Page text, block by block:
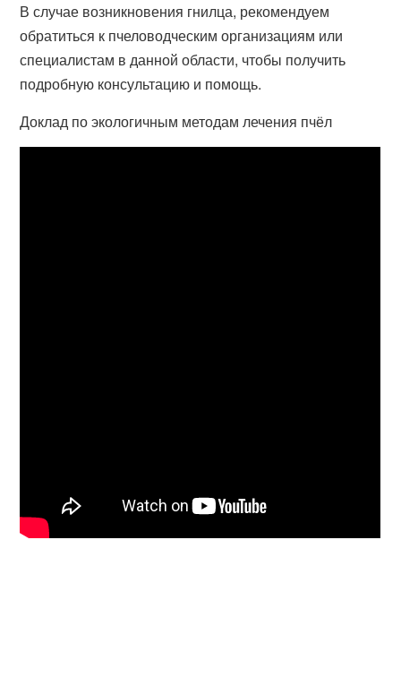
В случае возникновения гнилца, рекомендуем
обратиться к пчеловодческим организациям или
специалистам в данной области, чтобы получить
подробную консультацию и помощь.
Доклад по экологичным методам лечения пчёл